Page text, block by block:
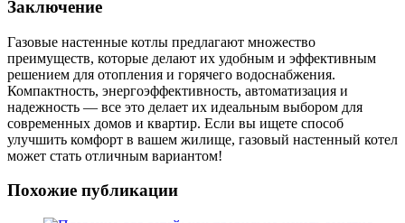
Заключение
Газовые настенные котлы предлагают множество
преимуществ, которые делают их удобным и эффективным
решением для отопления и горячего водоснабжения.
Компактность, энергоэффективность, автоматизация и
надежность — все это делает их идеальным выбором для
современных домов и квартир. Если вы ищете способ
улучшить комфорт в вашем жилище, газовый настенный котел
может стать отличным вариантом!
Похожие публикации